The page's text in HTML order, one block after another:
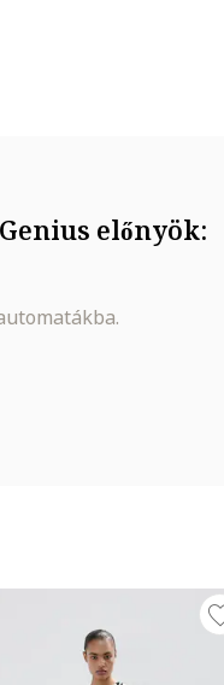
előnyök: